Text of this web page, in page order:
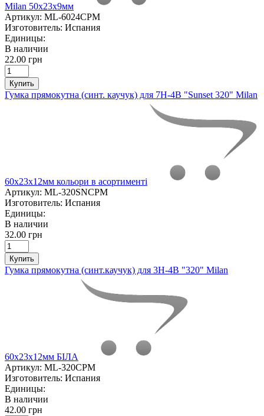
Milan 50х23х9мм
Артикул: ML-6024CPM
Изготовитель: Испания
Единицы:
В наличии
22.00 грн
Купить
Гумка прямокутна (синт. каучук) для 7Н-4В "Sunset 320" Milan
60х23х12мм кольори в асортименті
Артикул: ML-320SNCPM
Изготовитель: Испания
Единицы:
В наличии
32.00 грн
Купить
Гумка прямокутна (синт.каучук) для 3Н-4В "320" Milan
60х23х12мм БІЛА
Артикул: ML-320CPM
Изготовитель: Испания
Единицы:
В наличии
42.00 грн